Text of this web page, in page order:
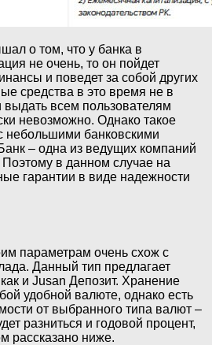
о том, что у банка в
не очень, то он пойдет
и поведет за собой других
средства в это время не в
всем пользователям
невозможно. Однако такое
небольшими банковскими
– одна из ведущих компаний
Поэтому в данном случае на
гарантии в виде надежности
параметрам очень схож с
Данный тип предлагает
и Jusan Депозит. Хранение
удобной валюте, однако есть
от выбранного типа валют –
разниться и годовой процент,
рассказано ниже.